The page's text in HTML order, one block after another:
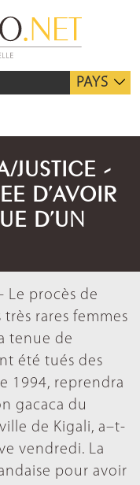
PAYS
JUSTICE -
D’AVOIR
D’UN
Le procès de
rares femmes
tenue de
été tués des
1994, reprendra
gacaca du
de Kigali, a–t-
vendredi. La
pour avoir